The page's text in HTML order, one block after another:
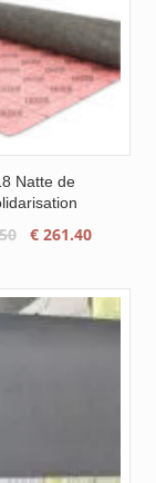
Natte de
Le
était :
€ 261.40Le
est :